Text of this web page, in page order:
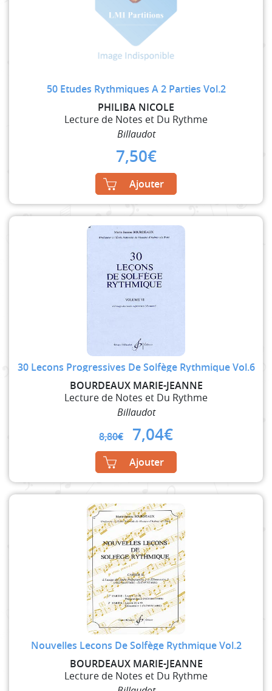
50 Etudes Rythmiques A 2 Parties Vol.2
PHILIBA NICOLE
Lecture de Notes et Du Rythme
Billaudot
7,50€
Ajouter
30 Lecons Progressives De Solfège Rythmique Vol.6
BOURDEAUX MARIE-JEANNE
Lecture de Notes et Du Rythme
Billaudot
8,80€ Original
price
was:
8,80€.
7,04€Current
price
7,04€.
Ajouter
Nouvelles Lecons De Solfège Rythmique Vol.2
BOURDEAUX MARIE-JEANNE
Lecture de Notes et Du Rythme